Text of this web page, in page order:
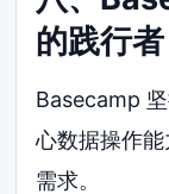
的践行者
Basecamp
心数据操作
需求。